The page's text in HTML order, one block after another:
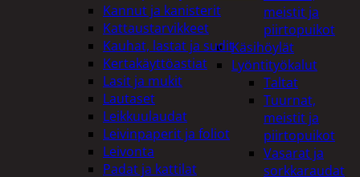
meistit ja
piirtopuikot
Käsihöylät
Lyöntityökalut
Taltat
Tuurnat,
meistit ja
piirtopuikot
Vasarat ja
sorkkaraudat
Kannut ja kanisterit
Kattaustarvikkeet
Kauhat, lastat ja sudit
Kertakäyttöastiat
Lasit ja mukit
Lautaset
Leikkuulaudat
Leivinpaperit ja foliot
Leivonta
Padat ja kattilat